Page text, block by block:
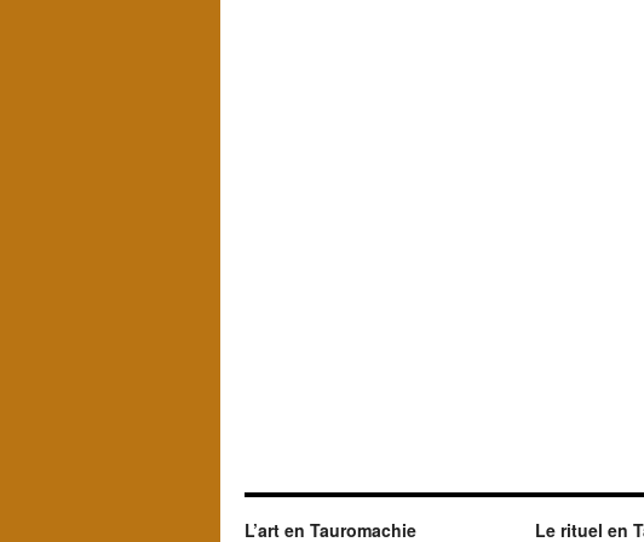
L’art en Tauromachie Le rituel en